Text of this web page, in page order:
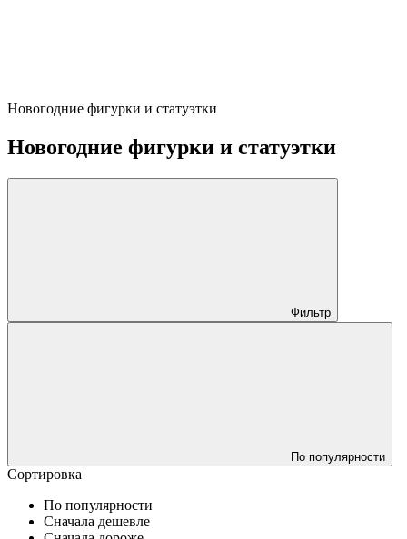
Новогодние фигурки и статуэтки
Новогодние фигурки и статуэтки
Фильтр
По популярности
Сортировка
По популярности
Сначала дешевле